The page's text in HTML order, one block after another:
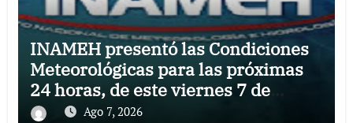
INAMEH presentó las Condiciones
Meteorológicas para las próximas
24 horas, de este viernes 7 de
agosto 2026
Ago 7, 2026